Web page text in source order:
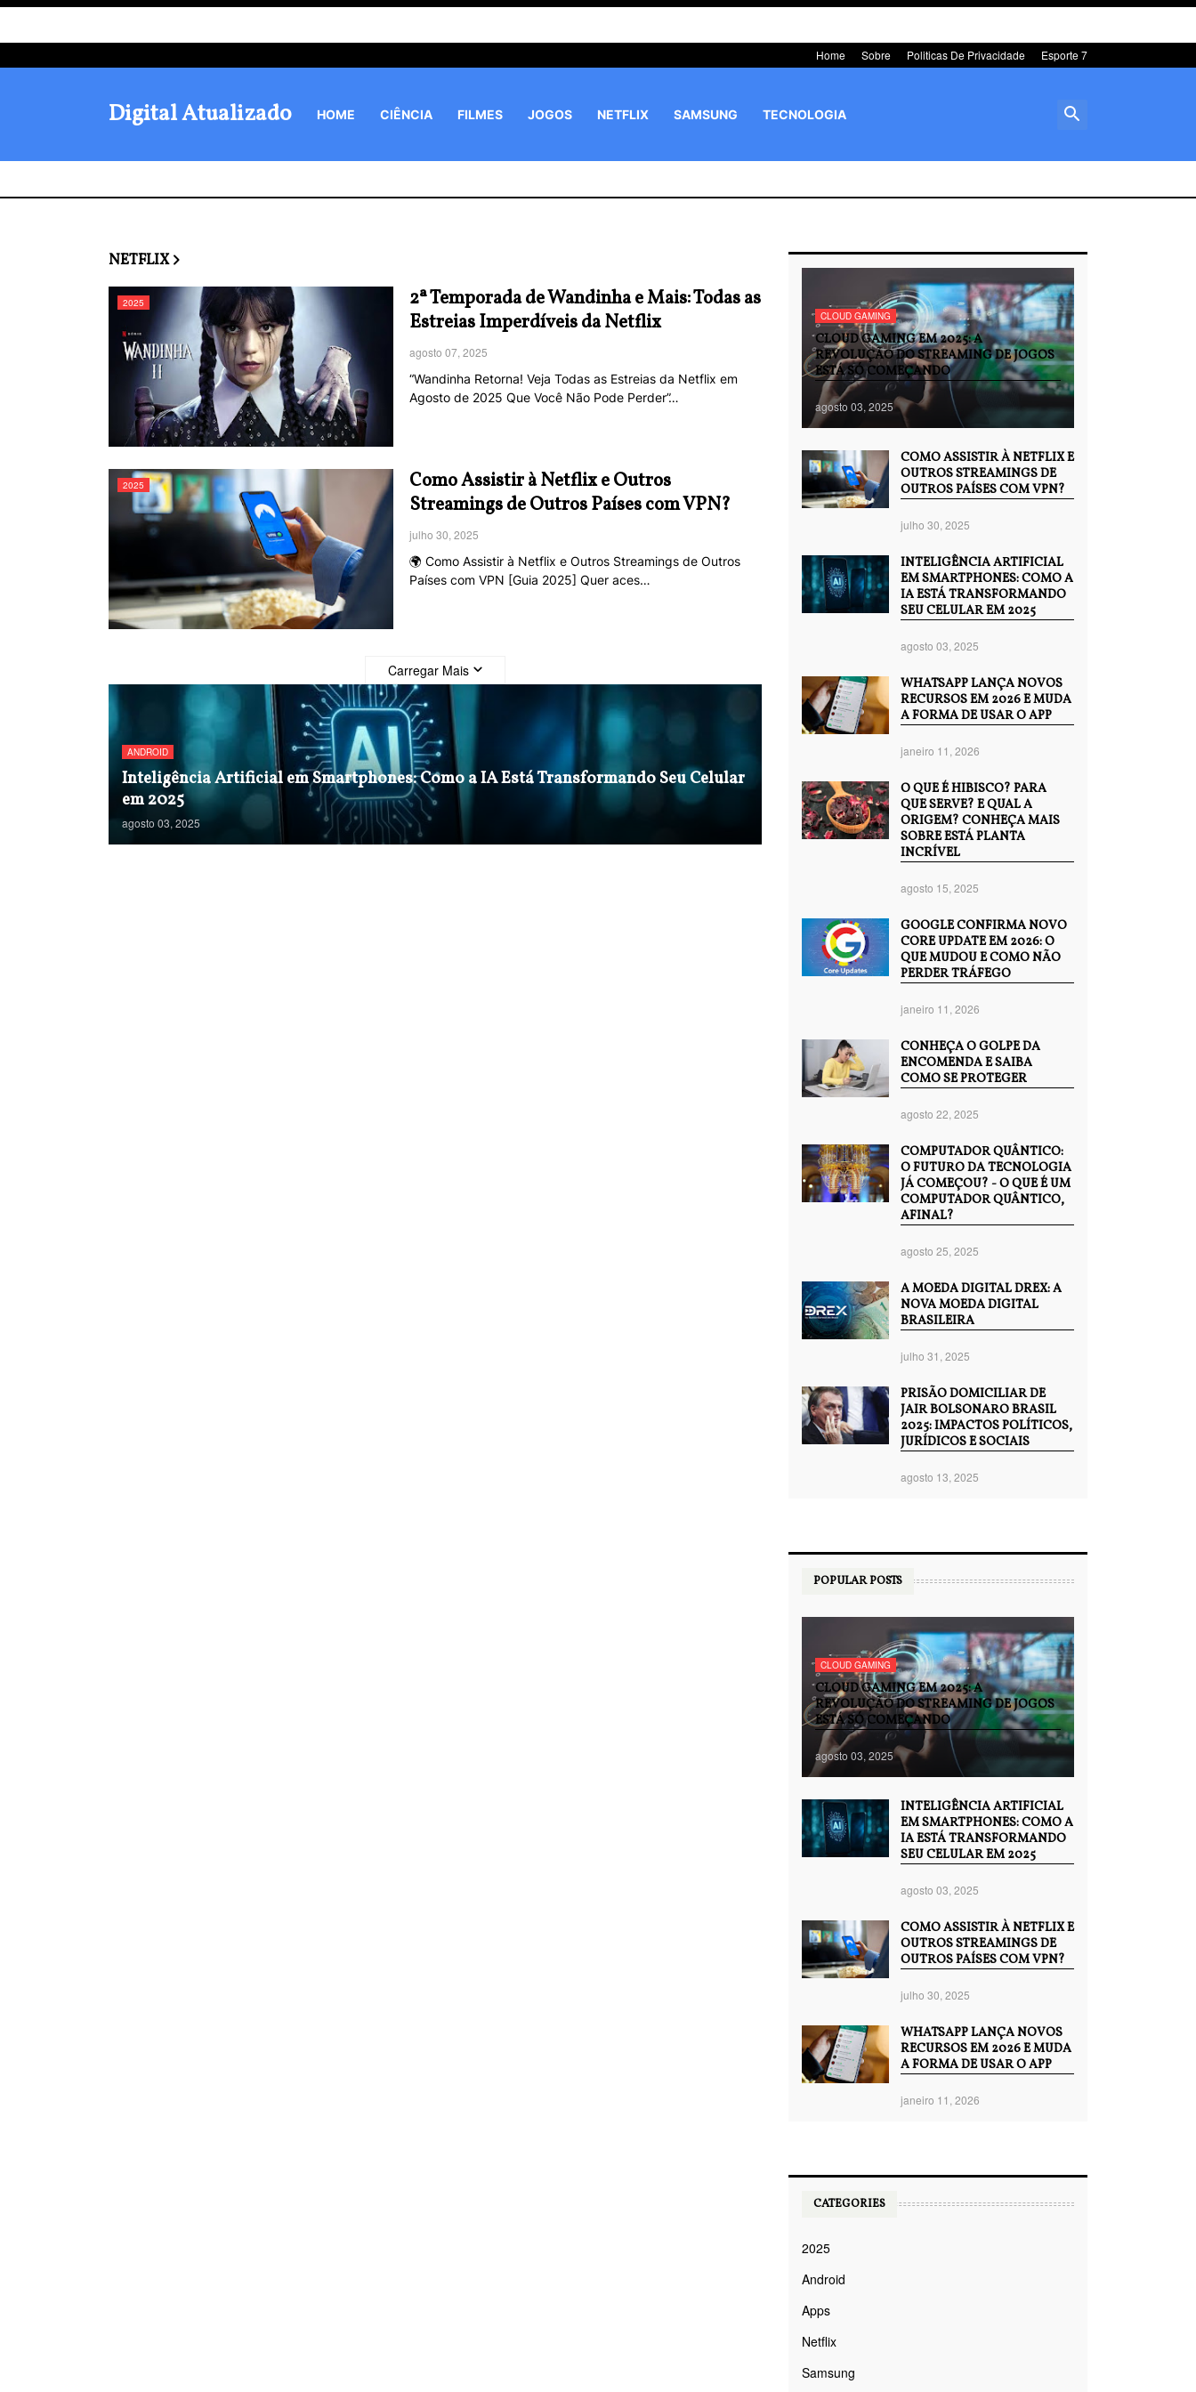
Home Sobre Politicas De Privacidade Esporte 7
Digital Atualizado HOME CIÊNCIA FILMES JOGOS NETFLIX SAMSUNG TECNOLOGIA
NETFLIX
2025
2ª Temporada de Wandinha e Mais: Todas as
Estreias Imperdíveis da Netflix
agosto 07, 2025
“Wandinha Retorna! Veja Todas as Estreias da Netflix em
Agosto de 2025 Que Você Não Pode Perder”…
2025
Como Assistir à Netflix e Outros
Streamings de Outros Países com VPN?
julho 30, 2025
🌍 Como Assistir à Netflix e Outros Streamings de Outros
Países com VPN [Guia 2025] Quer aces…
Carregar Mais
ANDROID
Inteligência Artificial em Smartphones: Como a IA Está Transformando Seu Celular
em 2025
agosto 03, 2025
CLOUD GAMING
CLOUD GAMING EM 2025: A
REVOLUÇÃO DO STREAMING DE JOGOS
ESTÁ SÓ COMEÇANDO
agosto 03, 2025
COMO ASSISTIR À NETFLIX E
OUTROS STREAMINGS DE
OUTROS PAÍSES COM VPN?
julho 30, 2025
INTELIGÊNCIA ARTIFICIAL
EM SMARTPHONES: COMO A
IA ESTÁ TRANSFORMANDO
SEU CELULAR EM 2025
agosto 03, 2025
WHATSAPP LANÇA NOVOS
RECURSOS EM 2026 E MUDA
A FORMA DE USAR O APP
janeiro 11, 2026
O QUE É HIBISCO? PARA
QUE SERVE? E QUAL A
ORIGEM? CONHEÇA MAIS
SOBRE ESTÁ PLANTA
INCRÍVEL
agosto 15, 2025
GOOGLE CONFIRMA NOVO
CORE UPDATE EM 2026: O
QUE MUDOU E COMO NÃO
PERDER TRÁFEGO
janeiro 11, 2026
CONHEÇA O GOLPE DA
ENCOMENDA E SAIBA
COMO SE PROTEGER
agosto 22, 2025
COMPUTADOR QUÂNTICO:
O FUTURO DA TECNOLOGIA
JÁ COMEÇOU? - O QUE É UM
COMPUTADOR QUÂNTICO,
AFINAL?
agosto 25, 2025
A MOEDA DIGITAL DREX: A
NOVA MOEDA DIGITAL
BRASILEIRA
julho 31, 2025
PRISÃO DOMICILIAR DE
JAIR BOLSONARO BRASIL
2025: IMPACTOS POLÍTICOS,
JURÍDICOS E SOCIAIS
agosto 13, 2025
POPULAR POSTS
CLOUD GAMING
CLOUD GAMING EM 2025: A
REVOLUÇÃO DO STREAMING DE JOGOS
ESTÁ SÓ COMEÇANDO
agosto 03, 2025
INTELIGÊNCIA ARTIFICIAL
EM SMARTPHONES: COMO A
IA ESTÁ TRANSFORMANDO
SEU CELULAR EM 2025
agosto 03, 2025
COMO ASSISTIR À NETFLIX E
OUTROS STREAMINGS DE
OUTROS PAÍSES COM VPN?
julho 30, 2025
WHATSAPP LANÇA NOVOS
RECURSOS EM 2026 E MUDA
A FORMA DE USAR O APP
janeiro 11, 2026
CATEGORIES
2025
Android
Apps
Netflix
Samsung